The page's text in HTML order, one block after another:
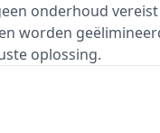
onderhoud
worden
oplossing.